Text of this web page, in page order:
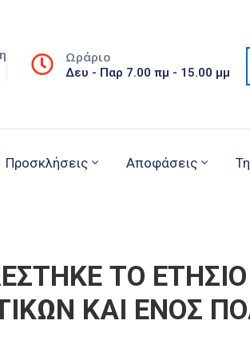
Ωράριο
Δευ - Παρ 7.00 πμ - 15.00 μμ
Προσκλήσεις Αποφάσεις
ΤΟ
ΚΑΙ ΕΝΟΣ